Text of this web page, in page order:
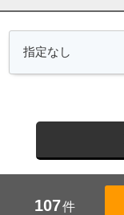
107件